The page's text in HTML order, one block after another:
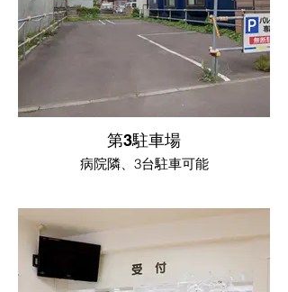
第3駐車場
病院隣、3台駐車可能